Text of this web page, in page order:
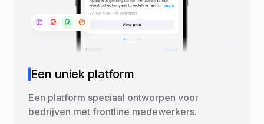
Een uniek platform
Een platform speciaal ontworpen voor
bedrijven met frontline medewerkers.